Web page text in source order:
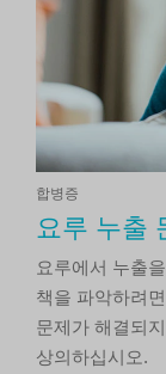
합병증
요루 누출
요루에서 누출
책을 파악하려
문제가 해결되
상의하십시오.